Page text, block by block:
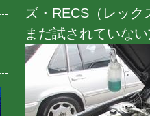
ズ・RECS（レッ
まだ試されていな